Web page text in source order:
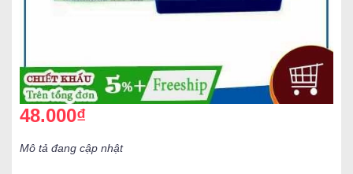
48.000₫
Mô tả đang cập nhật